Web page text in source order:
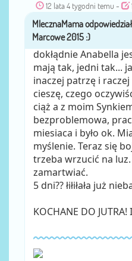
12 lata 4 tygodni temu -
przez
dokłądnie Anabella
mają tak, jedni tak...
inaczej patrzę i
cieszę, czego
ciąż a z moim
bezproblemowa,
miesiaca i było ok.
myślenie. Teraz się
trzeba wrzucić na
zamartwiać.
5 dni?? łiłiłała już
KOCHANE DO JUTRA!